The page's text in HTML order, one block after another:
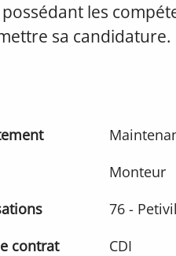
les
sa candidature.
Monteur
76 -
contrat
CDI